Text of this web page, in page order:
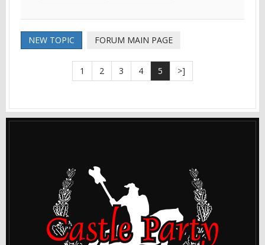
NEW TOPIC FORUM MAIN PAGE
1 2 3 4 5 >]